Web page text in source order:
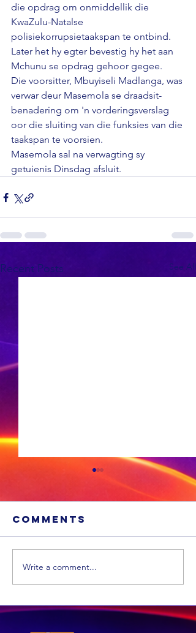
die opdrag om onmiddellik die
KwaZulu-Natalse
polisiekorrupsietaakspan te ontbind.
Later het hy egter bevestig hy het aan
Mchunu se opdrag gehoor gegee.
Die voorsitter, Mbuyiseli Madlanga, was
verwar deur Masemola se draadsit-
benadering om 'n vorderingsverslag
oor die sluiting van die funksies van die
taakspan te voorsien.
Masemola sal na verwagting sy
getuienis Dinsdag afsluit.
Recent Posts See All
Xhariep kry
eers in 2031 'n
nuwe
munisipaliteit
Comments
Write a comment...